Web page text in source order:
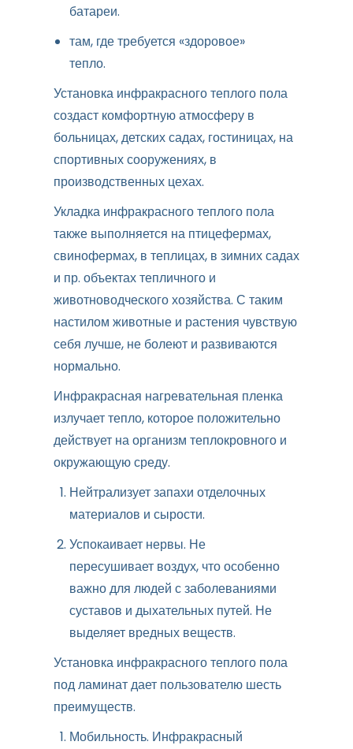
батареи.
там, где требуется «здоровое»
тепло.
Установка инфракрасного теплого пола
создаст комфортную атмосферу в
больницах, детских садах, гостиницах, на
спортивных сооружениях, в
производственных цехах.
Укладка инфракрасного теплого пола
также выполняется на птицефермах,
свинофермах, в теплицах, в зимних садах
и пр. объектах тепличного и
животноводческого хозяйства. С таким
настилом животные и растения чувствую
себя лучше, не болеют и развиваются
нормально.
Инфракрасная нагревательная пленка
излучает тепло, которое положительно
действует на организм теплокровного и
окружающую среду.
Нейтрализует запахи отделочных
материалов и сырости.
Успокаивает нервы. Не
пересушивает воздух, что особенно
важно для людей с заболеваниями
суставов и дыхательных путей. Не
выделяет вредных веществ.
Установка инфракрасного теплого пола
под ламинат дает пользователю шесть
преимуществ.
Мобильность. Инфракрасный